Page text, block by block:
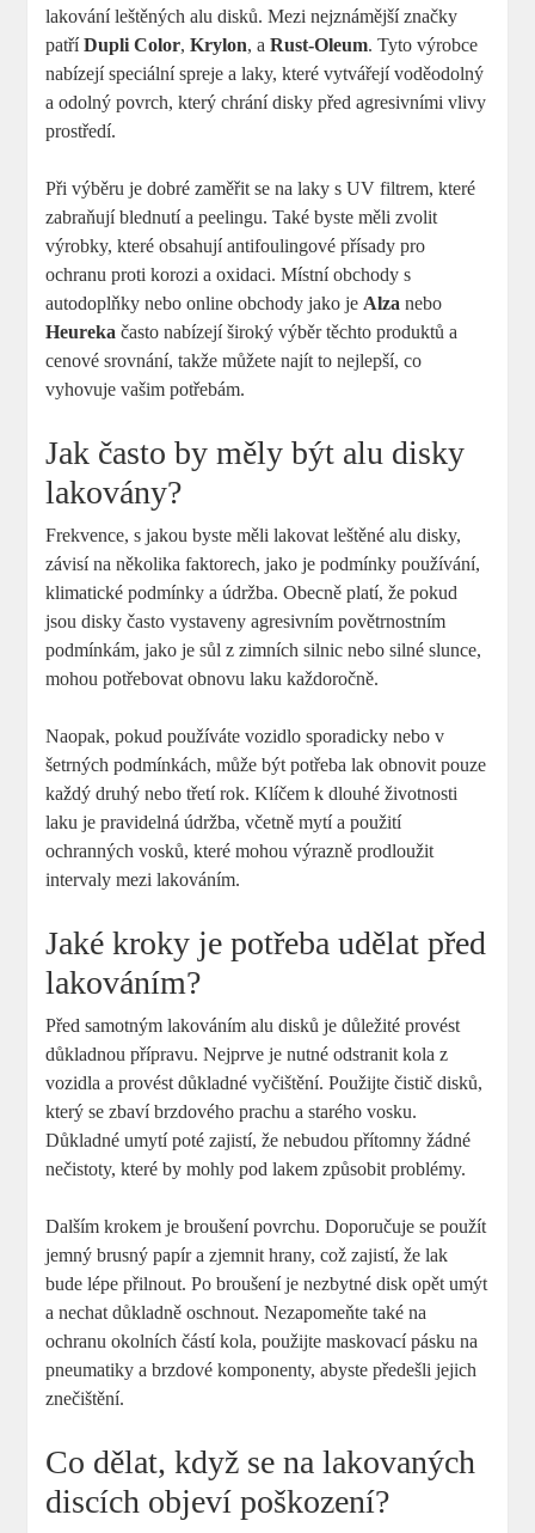
lakování leštěných alu disků. Mezi nejznámější značky
patříDupli Color,Krylon, aRust-Oleum. Tyto výrobce
nabízejí speciální spreje a laky, které vytvářejí voděodolný
a odolný povrch, který chrání disky před agresivními vlivy
prostředí.
Při výběru je dobré zaměřit se na laky s UV filtrem, které
zabraňují blednutí a peelingu. Také byste měli zvolit
výrobky, které obsahují antifoulingové přísady pro
ochranu proti korozi a oxidaci. Místní obchody s
autodoplňky nebo online obchody jako je Alza nebo
Heureka často nabízejí široký výběr těchto produktů a
cenové srovnání, takže můžete najít to nejlepší, co
vyhovuje vašim potřebám.
Jak často by měly být alu disky
lakovány?
Frekvence, s jakou byste měli lakovat leštěné alu disky,
závisí na několika faktorech, jako je podmínky používání,
klimatické podmínky a údržba. Obecně platí, že pokud
jsou disky často vystaveny agresivním povětrnostním
podmínkám, jako je sůl z zimních silnic nebo silné slunce,
mohou potřebovat obnovu laku každoročně.
Naopak, pokud používáte vozidlo sporadicky nebo v
šetrných podmínkách, může být potřeba lak obnovit pouze
každý druhý nebo třetí rok. Klíčem k dlouhé životnosti
laku je pravidelná údržba, včetně mytí a použití
ochranných vosků, které mohou výrazně prodloužit
intervaly mezi lakováním.
Jaké kroky je potřeba udělat před
lakováním?
Před samotným lakováním alu disků je důležité provést
důkladnou přípravu. Nejprve je nutné odstranit kola z
vozidla a provést důkladné vyčištění. Použijte čistič disků,
který se zbaví brzdového prachu a starého vosku.
Důkladné umytí poté zajistí, že nebudou přítomny žádné
nečistoty, které by mohly pod lakem způsobit problémy.
Dalším krokem je broušení povrchu. Doporučuje se použít
jemný brusný papír a zjemnit hrany, což zajistí, že lak
bude lépe přilnout. Po broušení je nezbytné disk opět umýt
a nechat důkladně oschnout. Nezapomeňte také na
ochranu okolních částí kola, použijte maskovací pásku na
pneumatiky a brzdové komponenty, abyste předešli jejich
znečištění.
Co dělat, když se na lakovaných
discích objeví poškození?